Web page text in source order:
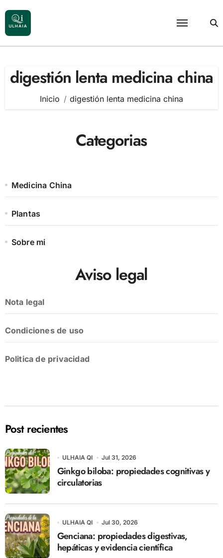
al
contenido
digestión lenta medicina china
Inicio digestión lenta medicina china
Categorias
Medicina China
Plantas
Sobre mi
Aviso legal
Nota legal
Condiciones de uso
Politica de privacidad
Post recientes
ULHAIA QI Jul 31, 2026
Ginkgo biloba: propiedades cognitivas y
circulatorias
ULHAIA QI Jul 30, 2026
Genciana: propiedades digestivas,
hepáticas y evidencia científica